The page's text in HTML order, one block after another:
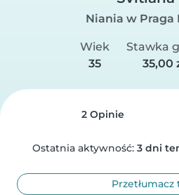
Niania w Praga
Wiek
35
Stawka
35,00
2 Opinie
Ostatnia aktywność: 3 dni